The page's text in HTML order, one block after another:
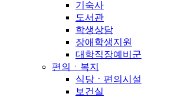
기숙사
도서관
학생상담
장애학생지원
대학직장예비군
편의ㆍ복지
식당ㆍ편의시설
보건실